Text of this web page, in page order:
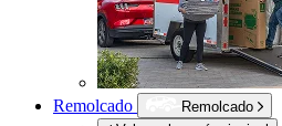
Remolcado
Remolcado